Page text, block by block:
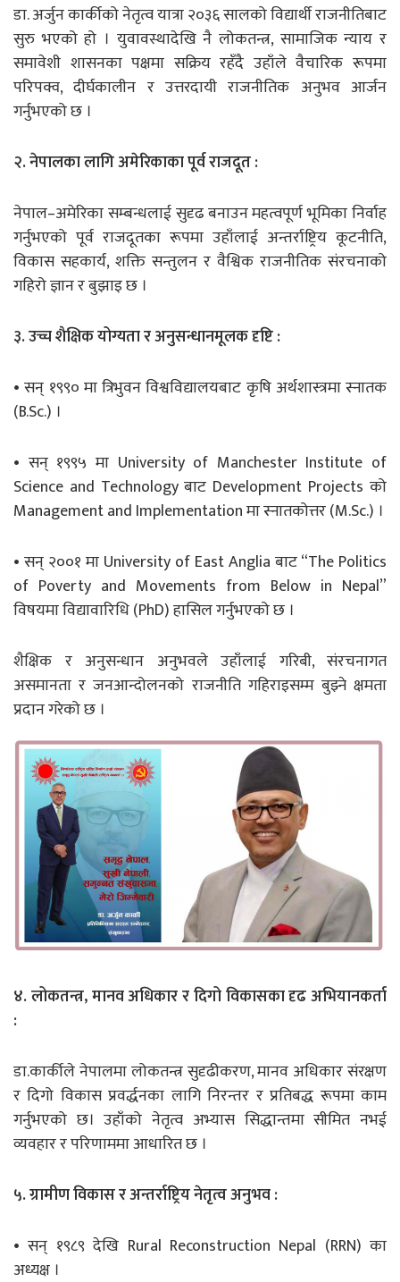
डा. अर्जुन कार्कीको नेतृत्व यात्रा २०३६ सालको विद्यार्थी राजनीतिबाट
सुरु भएको हो । युवावस्थादेखि नै लोकतन्त्र, सामाजिक न्याय र
समावेशी शासनका पक्षमा सक्रिय रहँदै उहाँले वैचारिक रूपमा
परिपक्व, दीर्घकालीन र उत्तरदायी राजनीतिक अनुभव आर्जन
गर्नुभएको छ ।
२. नेपालका लागि अमेरिकाका पूर्व राजदूत :
नेपाल–अमेरिका सम्बन्धलाई सुदृढ बनाउन महत्वपूर्ण भूमिका निर्वाह
गर्नुभएको पूर्व राजदूतका रूपमा उहाँलाई अन्तर्राष्ट्रिय कूटनीति,
विकास सहकार्य, शक्ति सन्तुलन र वैश्विक राजनीतिक संरचनाको
गहिरो ज्ञान र बुझाइ छ ।
३. उच्च शैक्षिक योग्यता र अनुसन्धानमूलक दृष्टि :
• सन् १९९० मा त्रिभुवन विश्वविद्यालयबाट कृषि अर्थशास्त्रमा स्नातक
(B.Sc.) ।
• सन् १९९५ मा University of Manchester Institute of
Science and Technology बाट Development Projects को
Management and Implementation मा स्नातकोत्तर (M.Sc.) ।
• सन् २००१ मा University of East Anglia बाट “The Politics
of Poverty and Movements from Below in Nepal”
विषयमा विद्यावारिधि (PhD) हासिल गर्नुभएको छ ।
शैक्षिक र अनुसन्धान अनुभवले उहाँलाई गरिबी, संरचनागत
असमानता र जनआन्दोलनको राजनीति गहिराइसम्म बुझ्ने क्षमता
प्रदान गरेको छ ।
४. लोकतन्त्र, मानव अधिकार र दिगो विकासका दृढ अभियानकर्ता
:
डा.कार्कीले नेपालमा लोकतन्त्र सुदृढीकरण, मानव अधिकार संरक्षण
र दिगो विकास प्रवर्द्धनका लागि निरन्तर र प्रतिबद्ध रूपमा काम
गर्नुभएको छ। उहाँको नेतृत्व अभ्यास सिद्धान्तमा सीमित नभई
व्यवहार र परिणाममा आधारित छ ।
५. ग्रामीण विकास र अन्तर्राष्ट्रिय नेतृत्व अनुभव :
• सन् १९८९ देखि Rural Reconstruction Nepal (RRN) का
अध्यक्ष ।